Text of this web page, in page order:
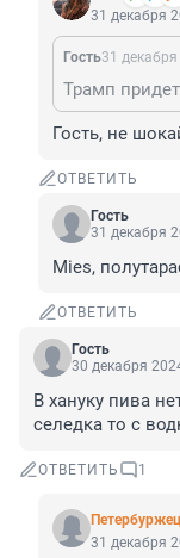
31 декабря
Гость31
Трамп
Гость, не
ОТВЕТИТЬ
Гость
31 декабря
Mies,
ОТВЕТИТЬ
Гость
30 декабря
В хануку пива
селедка то с
ОТВЕТИТЬ 1
Пeтербуржец
31 декабря